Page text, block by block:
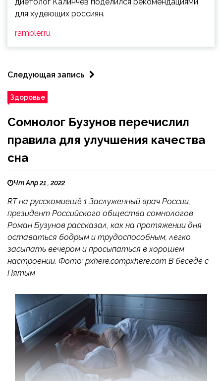
для худеющих россиян.
rambler.ru
Следующая запись
Здоровье
Сомнолог Бузунов перечислил
правила для улучшения качества
сна
Чт Апр 21 , 2022
RT на русскомиещё 1 Заслуженный врач России,
президент Российского общества сомнологов
Роман Бузунов рассказал, как на протяжении дня
оставаться бодрым и трудоспособным, легко
засыпать вечером и просыпаться в хорошем
настроении. Фото: pxhere.compxhere.com В беседе с
Пятым